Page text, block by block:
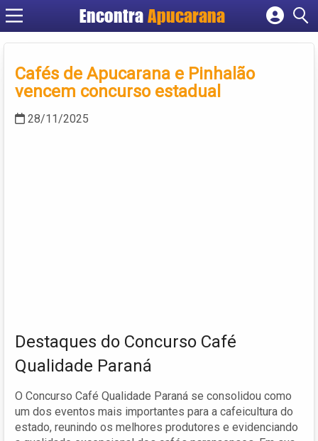
Encontra Apucarana
Cadastrar empresa
Criar conta
Cafés de Apucarana e Pinhalão
vencem concurso estadual
28/11/2025
Destaques do Concurso Café
Qualidade Paraná
O Concurso Café Qualidade Paraná se consolidou como
um dos eventos mais importantes para a cafeicultura do
estado, reunindo os melhores produtores e evidenciando